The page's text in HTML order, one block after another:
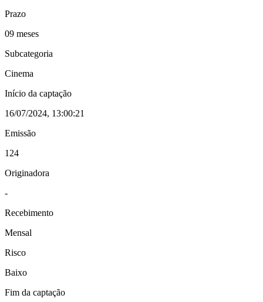
Prazo
09 meses
Subcategoria
Cinema
Início da captação
16/07/2024, 13:00:21
Emissão
124
Originadora
-
Recebimento
Mensal
Risco
Baixo
Fim da captação